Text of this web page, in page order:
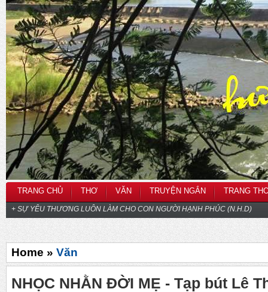
TRANG CHỦ THƠ VĂN TRUYỆN NGẮN TRANG
+ SỰ YÊU THƯƠNG LUÔN LÀM CHO CON NGƯỜI HẠNH PHÚC (N.H.D)
Home » Văn
NHỌC NHẰN ĐỜI MẸ - Tạp bút Lê